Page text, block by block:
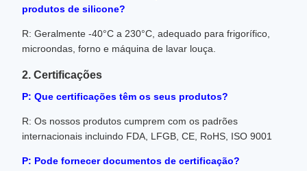
produtos de silicone?
R: Geralmente -40°C a 230°C, adequado para frigorífico,
microondas, forno e máquina de lavar louça.
2. Certificações
P: Que certificações têm os seus produtos?
R: Os nossos produtos cumprem com os padrões
internacionais incluindo FDA, LFGB, CE, RoHS, ISO 9001
P: Pode fornecer documentos de certificação?